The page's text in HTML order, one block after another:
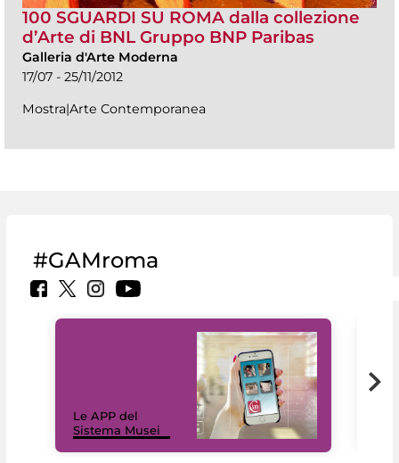
100 SGUARDI SU ROMA dalla collezione
d’Arte di BNL Gruppo BNP Paribas
Galleria d'Arte Moderna
17/07 - 25/11/2012
Mostra|Arte Contemporanea
#GAMroma
Le APP del
Sistema Musei